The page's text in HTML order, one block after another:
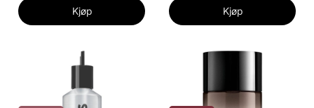
Kjøp Kjøp